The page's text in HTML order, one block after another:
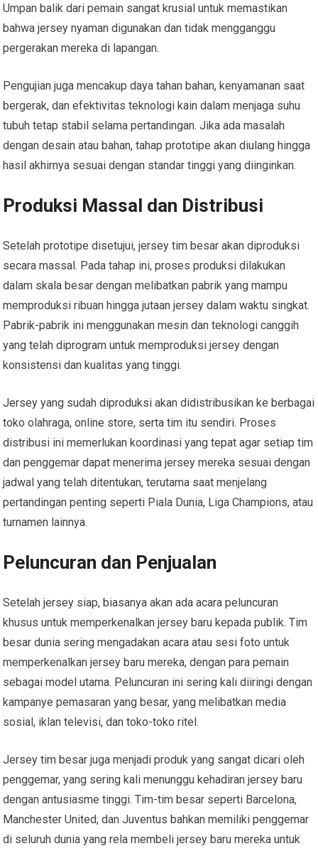
Umpan balik dari pemain sangat krusial untuk memastikan
bahwa jersey nyaman digunakan dan tidak mengganggu
pergerakan mereka di lapangan.
Pengujian juga mencakup daya tahan bahan, kenyamanan saat
bergerak, dan efektivitas teknologi kain dalam menjaga suhu
tubuh tetap stabil selama pertandingan. Jika ada masalah
dengan desain atau bahan, tahap prototipe akan diulang hingga
hasil akhirnya sesuai dengan standar tinggi yang diinginkan.
Produksi Massal dan Distribusi
Setelah prototipe disetujui, jersey tim besar akan diproduksi
secara massal. Pada tahap ini, proses produksi dilakukan
dalam skala besar dengan melibatkan pabrik yang mampu
memproduksi ribuan hingga jutaan jersey dalam waktu singkat.
Pabrik-pabrik ini menggunakan mesin dan teknologi canggih
yang telah diprogram untuk memproduksi jersey dengan
konsistensi dan kualitas yang tinggi.
Jersey yang sudah diproduksi akan didistribusikan ke berbagai
toko olahraga, online store, serta tim itu sendiri. Proses
distribusi ini memerlukan koordinasi yang tepat agar setiap tim
dan penggemar dapat menerima jersey mereka sesuai dengan
jadwal yang telah ditentukan, terutama saat menjelang
pertandingan penting seperti Piala Dunia, Liga Champions, atau
turnamen lainnya.
Peluncuran dan Penjualan
Setelah jersey siap, biasanya akan ada acara peluncuran
khusus untuk memperkenalkan jersey baru kepada publik. Tim
besar dunia sering mengadakan acara atau sesi foto untuk
memperkenalkan jersey baru mereka, dengan para pemain
sebagai model utama. Peluncuran ini sering kali diiringi dengan
kampanye pemasaran yang besar, yang melibatkan media
sosial, iklan televisi, dan toko-toko ritel.
Jersey tim besar juga menjadi produk yang sangat dicari oleh
penggemar, yang sering kali menunggu kehadiran jersey baru
dengan antusiasme tinggi. Tim-tim besar seperti Barcelona,
Manchester United, dan Juventus bahkan memiliki penggemar
di seluruh dunia yang rela membeli jersey baru mereka untuk